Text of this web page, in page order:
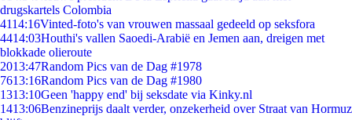
drugskartels Colombia
4114:16Vinted-foto's van vrouwen massaal gedeeld op seksfora
4414:03Houthi's vallen Saoedi-Arabië en Jemen aan, dreigen met
blokkade olieroute
2013:47Random Pics van de Dag #1978
7613:16Random Pics van de Dag #1980
1313:10Geen 'happy end' bij seksdate via Kinky.nl
1413:06Benzineprijs daalt verder, onzekerheid over Straat van Hormuz